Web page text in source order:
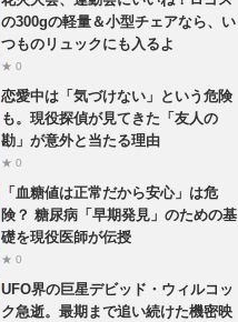
の300gの軽量＆小型チェアなら、い
つものリュックにも入るよ
★ 0
恋愛中は「気づけない」という危険
も。現役探偵が見てきた「友人の
勘」が意外と当たる理由
★ 0
「血糖値は正常だから安心」は危
険？ 糖尿病「早期発見」のための基
礎を現役医師が伝授
★ 0
UFO界の巨星デビッド・ウィルコッ
ク急逝。最期まで追い続けた機密映